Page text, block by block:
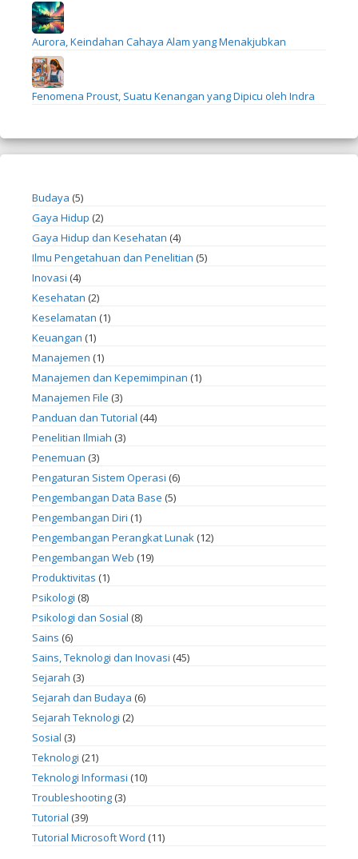
Aurora, Keindahan Cahaya Alam yang Menakjubkan
Fenomena Proust, Suatu Kenangan yang Dipicu oleh Indra
Budaya (5)
Gaya Hidup (2)
Gaya Hidup dan Kesehatan (4)
Ilmu Pengetahuan dan Penelitian (5)
Inovasi (4)
Kesehatan (2)
Keselamatan (1)
Keuangan (1)
Manajemen (1)
Manajemen dan Kepemimpinan (1)
Manajemen File (3)
Panduan dan Tutorial (44)
Penelitian Ilmiah (3)
Penemuan (3)
Pengaturan Sistem Operasi (6)
Pengembangan Data Base (5)
Pengembangan Diri (1)
Pengembangan Perangkat Lunak (12)
Pengembangan Web (19)
Produktivitas (1)
Psikologi (8)
Psikologi dan Sosial (8)
Sains (6)
Sains, Teknologi dan Inovasi (45)
Sejarah (3)
Sejarah dan Budaya (6)
Sejarah Teknologi (2)
Sosial (3)
Teknologi (21)
Teknologi Informasi (10)
Troubleshooting (3)
Tutorial (39)
Tutorial Microsoft Word (11)